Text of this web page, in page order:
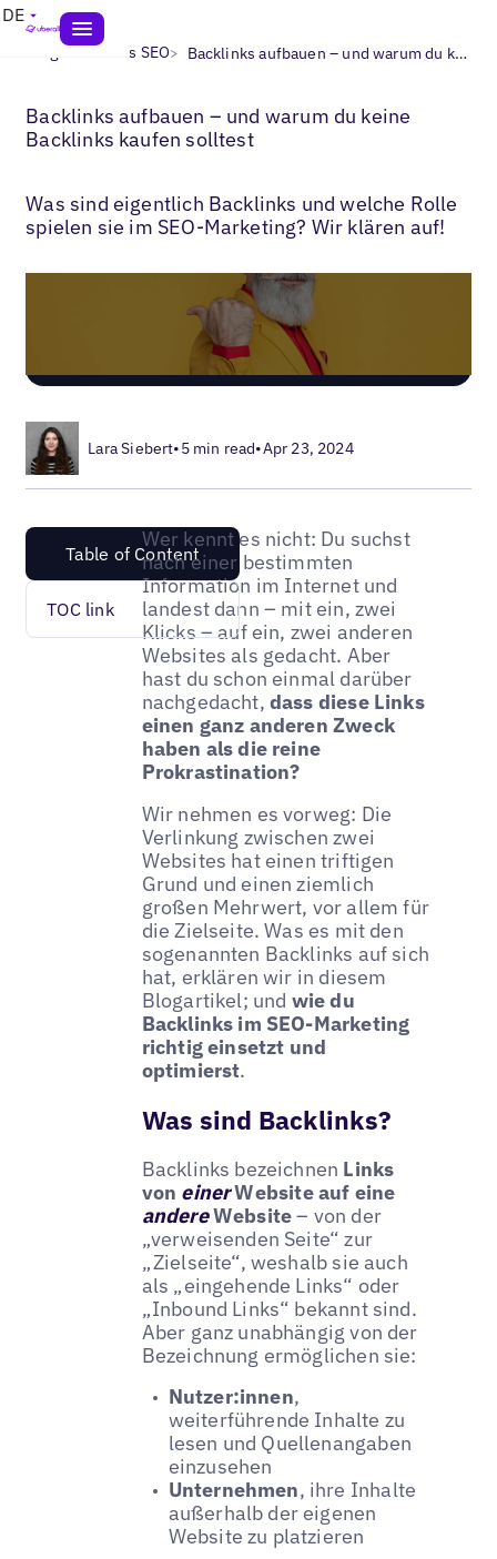
DE
Blogs> Lokales SEO> Backlinks aufbauen – und warum du keine Backlinks kaufen solltest
Backlinks aufbauen – und warum du keine
Backlinks kaufen solltest
Was sind eigentlich Backlinks und welche Rolle
spielen sie im SEO-Marketing? Wir klären auf!
Lara Siebert•5 min read•Apr 23, 2024
Table of Content
TOC link
Wer kennt es nicht: Du suchst
nach einer bestimmten
Information im Internet und
landest dann – mit ein, zwei
Klicks – auf ein, zwei anderen
Websites als gedacht. Aber
hast du schon einmal darüber
nachgedacht, dass diese Links
einen ganz anderen Zweck
haben als die reine
Prokrastination?
Wir nehmen es vorweg: Die
Verlinkung zwischen zwei
Websites hat einen triftigen
Grund und einen ziemlich
großen Mehrwert, vor allem für
die Zielseite. Was es mit den
sogenannten Backlinks auf sich
hat, erklären wir in diesem
Blogartikel; und wie du
Backlinks im SEO-Marketing
richtig einsetzt und
optimierst.
Was sind Backlinks?
Backlinks bezeichnen Links
von einerWebsite auf eine
andereWebsite– von der
„verweisenden Seite“ zur
„Zielseite“, weshalb sie auch
als „eingehende Links“ oder
„Inbound Links“ bekannt sind.
Aber ganz unabhängig von der
Bezeichnung ermöglichen sie:
Nutzer:innen,
weiterführende Inhalte zu
lesen und Quellenangaben
einzusehen
Unternehmen, ihre Inhalte
außerhalb der eigenen
Website zu platzieren